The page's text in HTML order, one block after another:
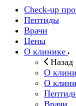
Check-up
Пептиды
Врачи
Цены
О клинике
Назад
О
О
Врачи